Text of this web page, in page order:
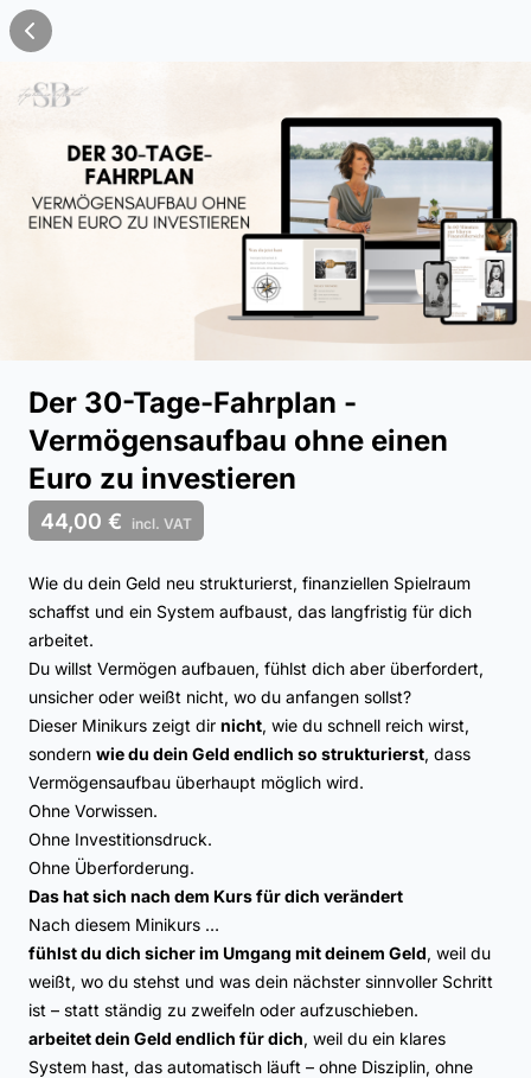
Der 30-Tage-Fahrplan -
Vermögensaufbau ohne einen
Euro zu investieren
44,00 € incl. VAT
Wie du dein Geld neu strukturierst, finanziellen Spielraum
schaffst und ein System aufbaust, das langfristig für dich
arbeitet.
Du willst Vermögen aufbauen, fühlst dich aber überfordert,
unsicher oder weißt nicht, wo du anfangen sollst?
Dieser Minikurs zeigt dir nicht, wie du schnell reich wirst,
sondern wie du dein Geld endlich so strukturierst, dass
Vermögensaufbau überhaupt möglich wird.
Ohne Vorwissen.
Ohne Investitionsdruck.
Ohne Überforderung.
Das hat sich nach dem Kurs für dich verändert
Nach diesem Minikurs …
fühlst du dich sicher im Umgang mit deinem Geld, weil du
weißt, wo du stehst und was dein nächster sinnvoller Schritt
ist – statt ständig zu zweifeln oder aufzuschieben.
arbeitet dein Geld endlich für dich, weil du ein klares
System hast, das automatisch läuft – ohne Disziplin, ohne